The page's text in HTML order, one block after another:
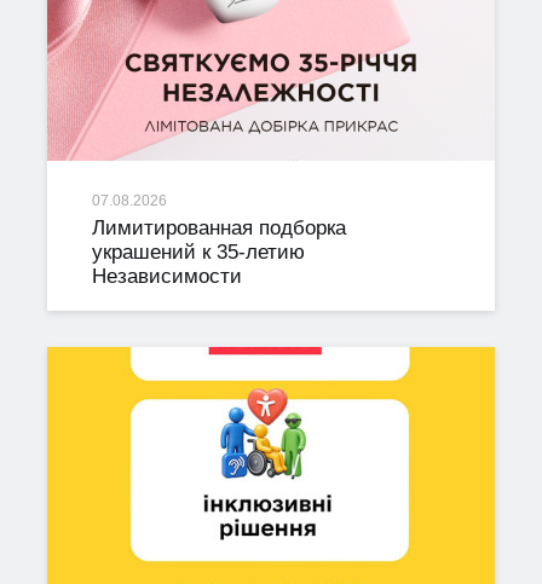
07.08.2026
Лимитированная подборка
украшений к 35-летию
Независимости